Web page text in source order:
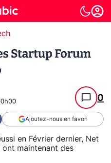
Startup Forum
0
Ajoutez-nous en favori
en Février dernier, Net
ont maintenant des